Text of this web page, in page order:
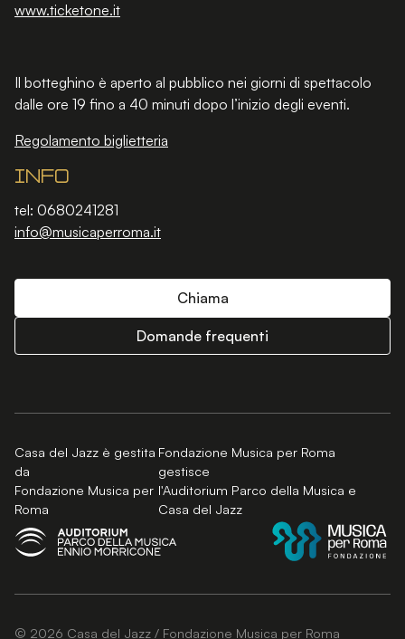
www.ticketone.it
Il botteghino è aperto al pubblico nei giorni di spettacolo
dalle ore 19 fino a 40 minuti dopo l’inizio degli eventi.
Regolamento biglietteria
Info
tel: 0680241281
info@musicaperroma.it
Chiama
Domande frequenti
Casa del Jazz è gestita
da
Fondazione Musica per
Roma
Fondazione Musica per Roma
gestisce
l'Auditorium Parco della Musica e
Casa del Jazz
© 2026 Casa del Jazz / Fondazione Musica per Roma